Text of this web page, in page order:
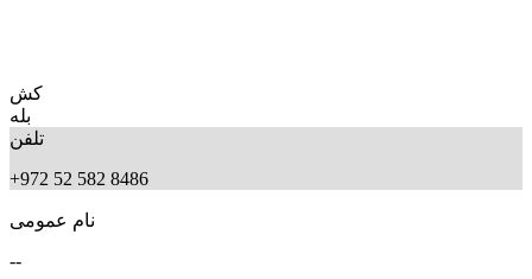
کش
بله
تلفن
+972 52 582 8486
نام عمومی
--